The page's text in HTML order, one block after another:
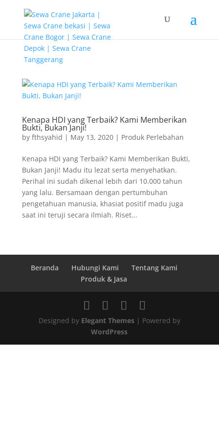
Kenapa HDI yang Terbaik? Kami Memberikan
Bukti, Bukan Janji!
by fthsyahid | May 13, 2020| Produk Perlebahan
Kenapa HDI yang Terbaik? Kami Memberikan Bukti,
Bukan Janji! Madu itu lezat serta menyehatkan.
Perihal ini sudah dikenal lebih dari 10.000 tahun
yang lalu. Bersamaan dengan pertumbuhan
pengetahuan manusia, khasiat positif madu juga
saat ini teruji secara ilmiah. Riset...
Beranda Hubungi Kami
Tentang Kami
Produk & Jasa
Designed by Elegant Themes| Powered by
WordPress